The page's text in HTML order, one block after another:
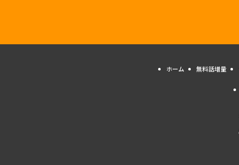
ホーム 無料話増量